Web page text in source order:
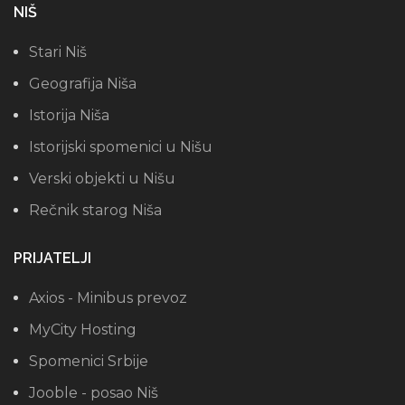
NIŠ
Stari Niš
Geografija Niša
Istorija Niša
Istorijski spomenici u Nišu
Verski objekti u Nišu
Rečnik starog Niša
PRIJATELJI
Axios - Minibus prevoz
MyCity Hosting
Spomenici Srbije
Jooble - posao Niš